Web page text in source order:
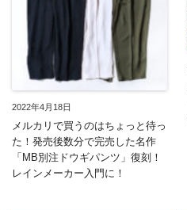
2022年4月18日
メルカリで買うのはちょっと待っ
た！発売後数分で完売した名作
「MB別注ドウギパンツ」復刻！
レインメーカー入門に！